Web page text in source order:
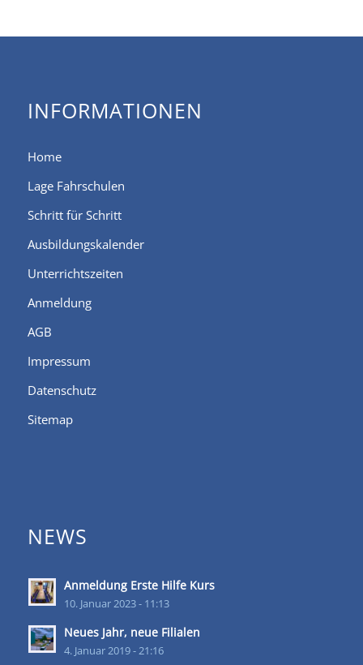
INFORMATIONEN
Home
Lage Fahrschulen
Schritt für Schritt
Ausbildungskalender
Unterrichtszeiten
Anmeldung
AGB
Impressum
Datenschutz
Sitemap
NEWS
Anmeldung Erste Hilfe Kurs
10. Januar 2023 - 11:13
Neues Jahr, neue Filialen
4. Januar 2019 - 21:16